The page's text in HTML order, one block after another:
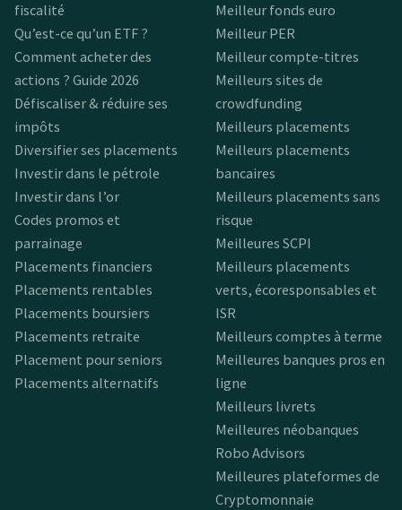
fiscalité
Qu’est-ce qu’un ETF ?
Comment acheter des
actions ? Guide 2026
Défiscaliser & réduire ses
impôts
Diversifier ses placements
Investir dans le pétrole
Investir dans l’or
Codes promos et
parrainage
Placements financiers
Placements rentables
Placements boursiers
Placements retraite
Placement pour seniors
Placements alternatifs
Meilleur fonds euro
Meilleur PER
Meilleur compte-titres
Meilleurs sites de
crowdfunding
Meilleurs placements
Meilleurs placements
bancaires
Meilleurs placements sans
risque
Meilleures SCPI
Meilleurs placements
verts, écoresponsables et
ISR
Meilleurs comptes à terme
Meilleures banques pros en
ligne
Meilleurs livrets
Meilleures néobanques
Robo Advisors
Meilleures plateformes de
Cryptomonnaie